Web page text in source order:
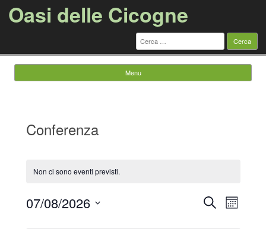
Oasi delle Cicogne
Ricerca
per:
Menu
Conferenza
Non ci sono eventi previsti.
Eventi
Ricerca
Cerca Evento
Viste
Mese
07/08/2026